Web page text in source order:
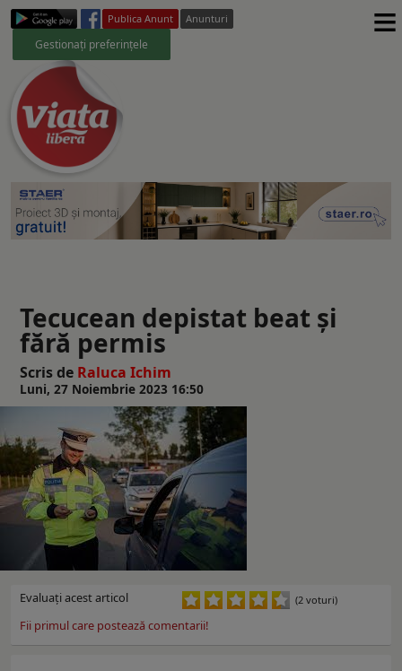
Publica Anunt Anunturi
Gestionați preferințele ≡
Tecucean depistat beat şi
fără permis
Scris de Raluca Ichim
Luni, 27 Noiembrie 2023 16:50
Evaluaţi acest articol (2 voturi)
Fii primul care postează comentarii!